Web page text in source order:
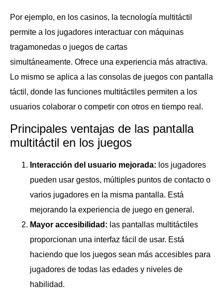
Por ejemplo, en los casinos, la tecnología multitáctil
permite a los jugadores interactuar con máquinas
tragamonedas o juegos de cartas
simultáneamente. Ofrece una experiencia más atractiva.
Lo mismo se aplica a las consolas de juegos con pantalla
táctil, donde las funciones multitáctiles permiten a los
usuarios colaborar o competir con otros en tiempo real.
Principales ventajas de las pantalla
multitáctil en los juegos
Interacción del usuario mejorada: los jugadores
pueden usar gestos, múltiples puntos de contacto o
varios jugadores en la misma pantalla. Está
mejorando la experiencia de juego en general.
Mayor accesibilidad: las pantallas multitáctiles
proporcionan una interfaz fácil de usar. Está
haciendo que los juegos sean más accesibles para
jugadores de todas las edades y niveles de
habilidad.